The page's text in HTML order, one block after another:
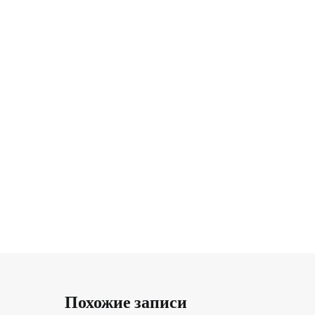
Похожие записи